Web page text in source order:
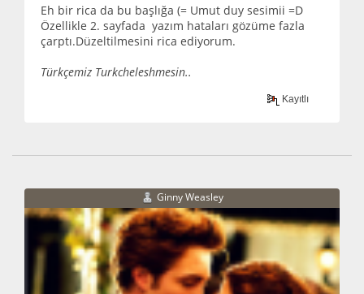
Eh bir rica da bu başlığa (= Umut duy sesimii =D
Özellikle 2. sayfada yazım hataları gözüme fazla
çarptı.Düzeltilmesini rica ediyorum.
Türkçemiz Turkcheleshmesin..
Kayıtlı
Ginny Weasley